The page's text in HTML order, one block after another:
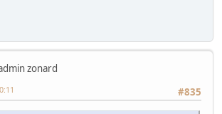
zonard
#835